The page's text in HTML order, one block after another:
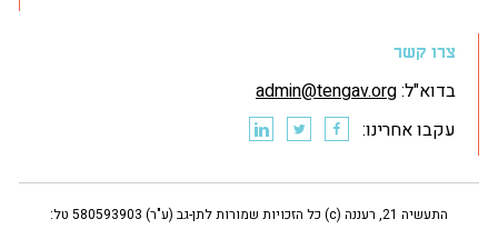
צרו קשר
בדוא"ל:admin@tengav.org
עקבו אחרינו:
התעשיה 21, רעננה (c) כל הזכויות שמורות לתן-גב (ע"ר) 580593903 טל: